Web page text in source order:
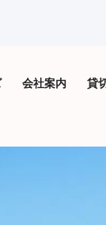
会社案内 貸